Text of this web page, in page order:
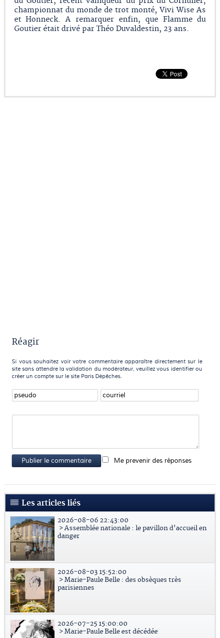
championnat du monde de trot monté, Vivi Wise As
et Honneck. A remarquer enfin, que Flamme du
Goutier était drivé par Théo Duvaldestin, 23 ans.
Réagir
Si vous souhaitez voir votre commentaire apparaître directement sur le
site sans attendre la validation du modérateur, veuillez vous identifier ou
créer un compte sur le site Paris Dépêches.
Publier le commentaire Me prevenir des réponses
Les articles liés
2026-08-06 22:43:00
> Assemblée nationale : le pavillon d'accueil en
danger
2026-08-03 15:52:00
> Marie-Paule Belle : des obsèques très
parisiennes
2026-07-25 15:00:00
> Marie-Paule Belle est décédée